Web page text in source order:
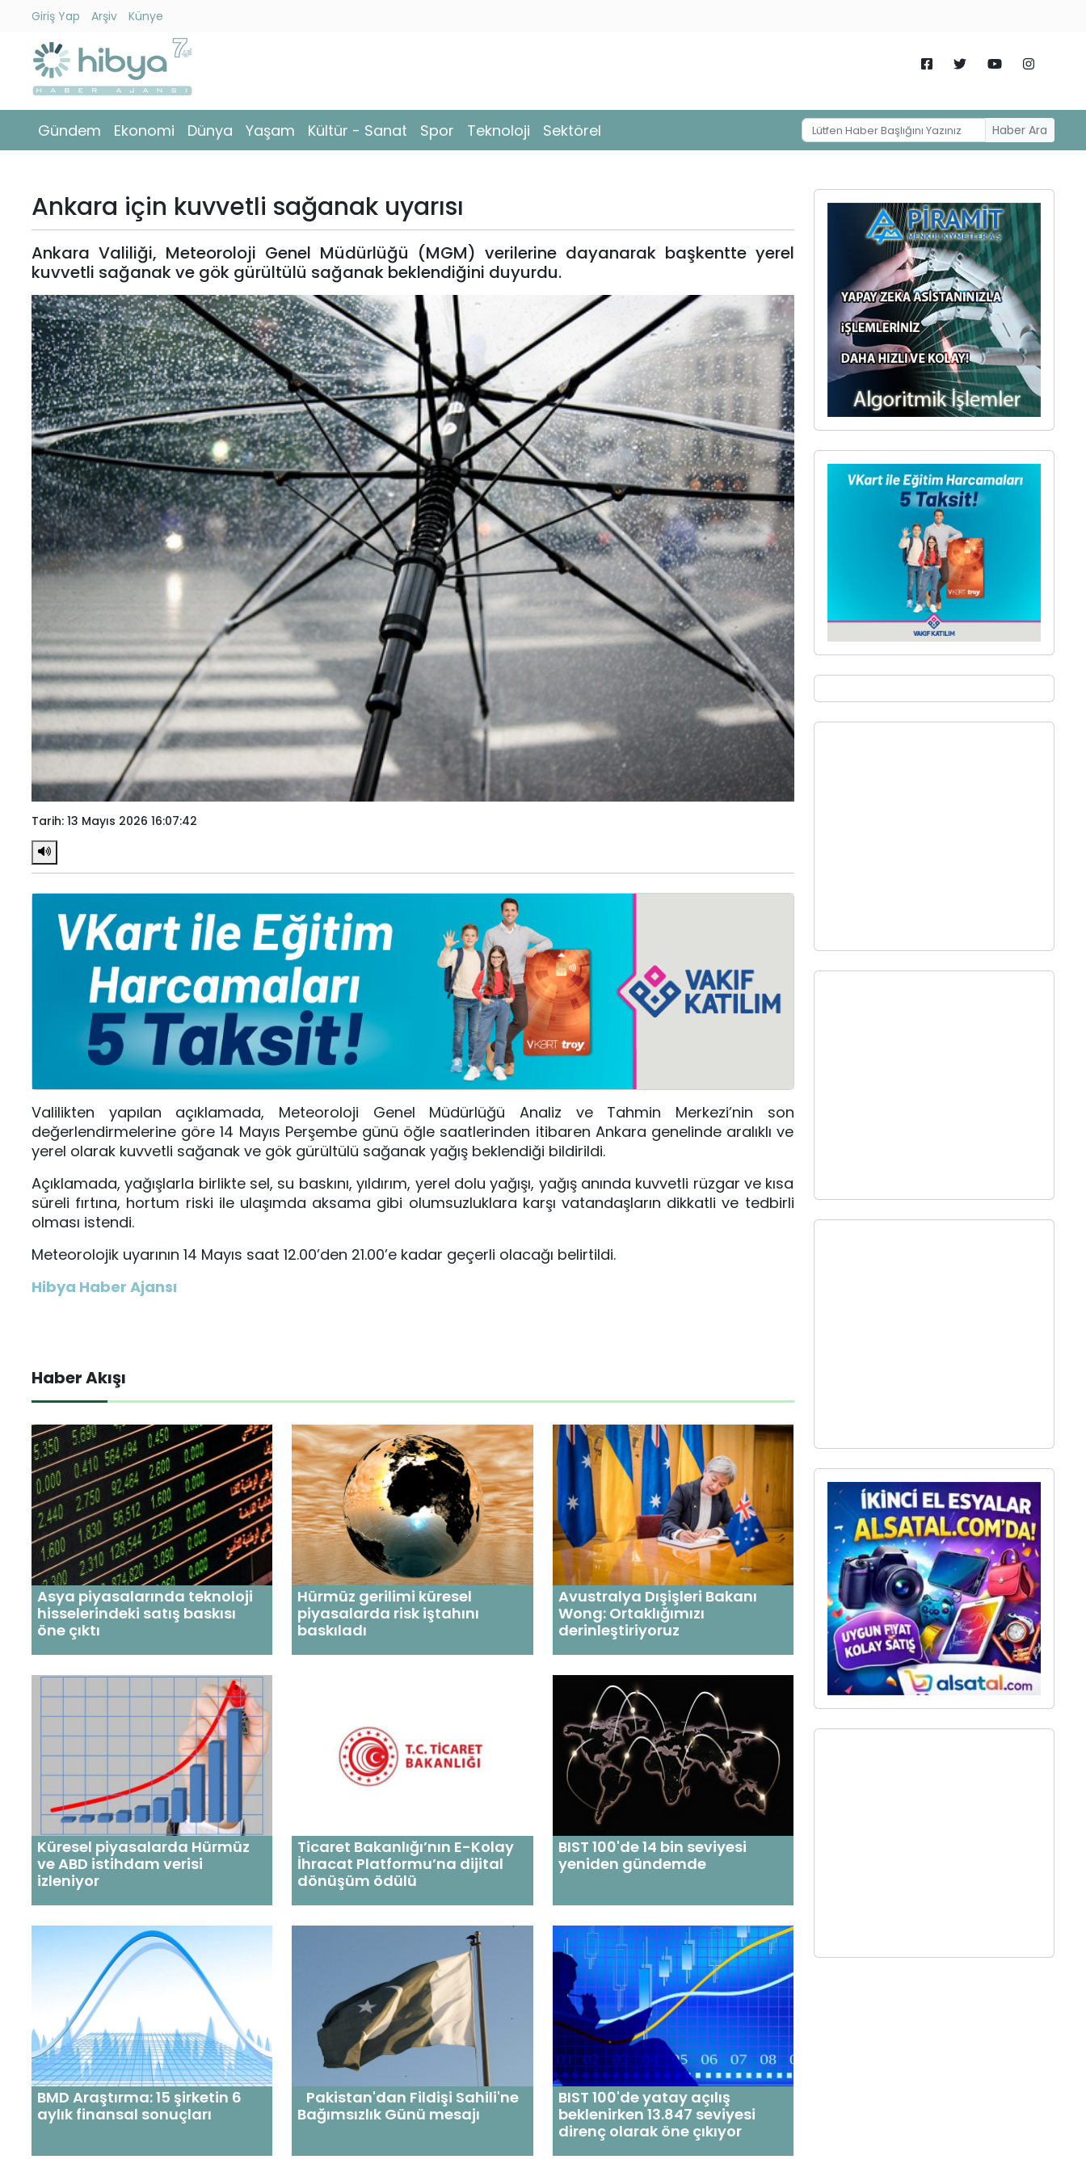
Giriş Yap Arşiv Künye
Gündem Ekonomi Dünya Yaşam Kültür - Sanat Spor Teknoloji Sektörel Haber Ara
Gündem
Ekonomi
Yaşam
Kültür
Sanat
Spor
Teknoloji
Sektörel
Arşiv
Künye
Giriş
Yap
Ankara için kuvvetli sağanak uyarısı
Ankara Valiliği, Meteoroloji Genel Müdürlüğü (MGM) verilerine dayanarak başkentte yerel
kuvvetli sağanak ve gök gürültülü sağanak beklendiğini duyurdu.
Tarih: 13 Mayıs 2026 16:07:42
Valilikten yapılan açıklamada, Meteoroloji Genel Müdürlüğü Analiz ve Tahmin Merkezi’nin son
değerlendirmelerine göre 14 Mayıs Perşembe günü öğle saatlerinden itibaren Ankara genelinde aralıklı ve
yerel olarak kuvvetli sağanak ve gök gürültülü sağanak yağış beklendiği bildirildi.
Açıklamada, yağışlarla birlikte sel, su baskını, yıldırım, yerel dolu yağışı, yağış anında kuvvetli rüzgar ve kısa
süreli fırtına, hortum riski ile ulaşımda aksama gibi olumsuzluklara karşı vatandaşların dikkatli ve tedbirli
olması istendi.
Meteorolojik uyarının 14 Mayıs saat 12.00’den 21.00’e kadar geçerli olacağı belirtildi.
Hibya Haber Ajansı
Haber Akışı
Asya piyasalarında teknoloji
hisselerindeki satış baskısı
öne çıktı
Hürmüz gerilimi küresel
piyasalarda risk iştahını
baskıladı
Avustralya Dışişleri Bakanı
Wong: Ortaklığımızı
derinleştiriyoruz
Küresel piyasalarda Hürmüz
ve ABD istihdam verisi
izleniyor
Ticaret Bakanlığı’nın E-Kolay
İhracat Platformu’na dijital
dönüşüm ödülü
BIST 100'de 14 bin seviyesi
yeniden gündemde
BMD Araştırma: 15 şirketin 6
aylık finansal sonuçları
Pakistan'dan Fildişi Sahili'ne
Bağımsızlık Günü mesajı
BIST 100'de yatay açılış
beklenirken 13.847 seviyesi
direnç olarak öne çıkıyor